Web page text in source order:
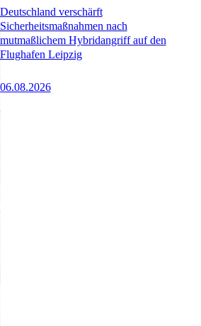
Deutschland verschärft
Sicherheitsmaßnahmen nach
mutmaßlichem Hybridangriff auf den
Flughafen Leipzig
06.08.2026